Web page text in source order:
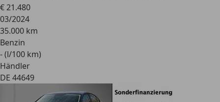
€ 21.480
03/2024
35.000 km
Benzin
- (l/100 km)
Händler
DE 44649